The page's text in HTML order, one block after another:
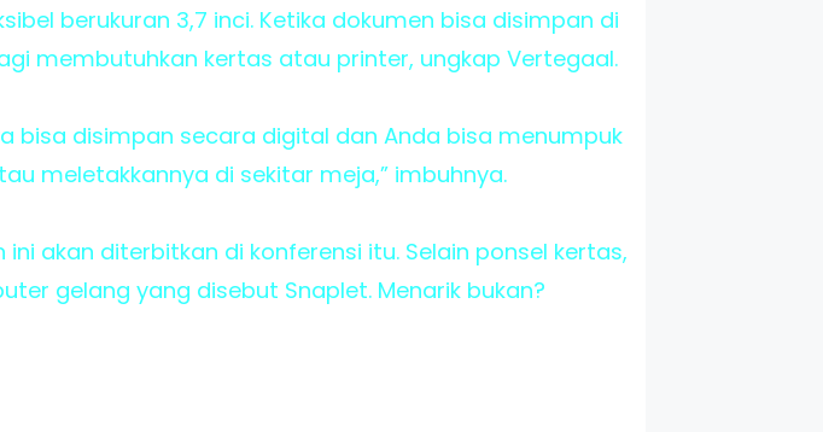
berukuran 3,7 inci. Ketika dokumen bisa disimpan di
membutuhkan kertas atau printer, ungkap Vertegaal.
bisa disimpan secara digital dan Anda bisa menumpuk
meletakkannya di sekitar meja,” imbuhnya.
akan diterbitkan di konferensi itu. Selain ponsel kertas,
gelang yang disebut Snaplet. Menarik bukan?